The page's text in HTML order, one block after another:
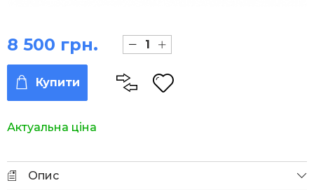
Актуальна ціна
8 500 грн.
Купити
Опис